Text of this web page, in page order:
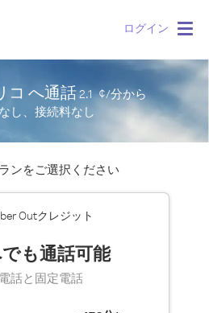
ログイン
コ へ通話2.1 ¢/分から
し、接続料なし
ンをご選択ください
Outクレジット
も通話可能
話と固定電話